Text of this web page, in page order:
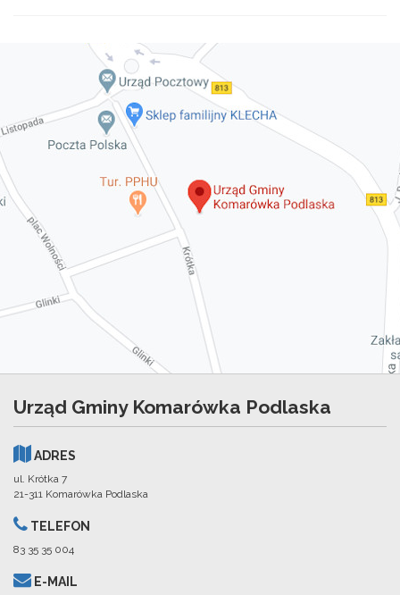
Urząd Gminy Komarówka Podlaska
ADRES
ul. Krótka 7
21-311 Komarówka Podlaska
TELEFON
83 35 35 004
E-MAIL